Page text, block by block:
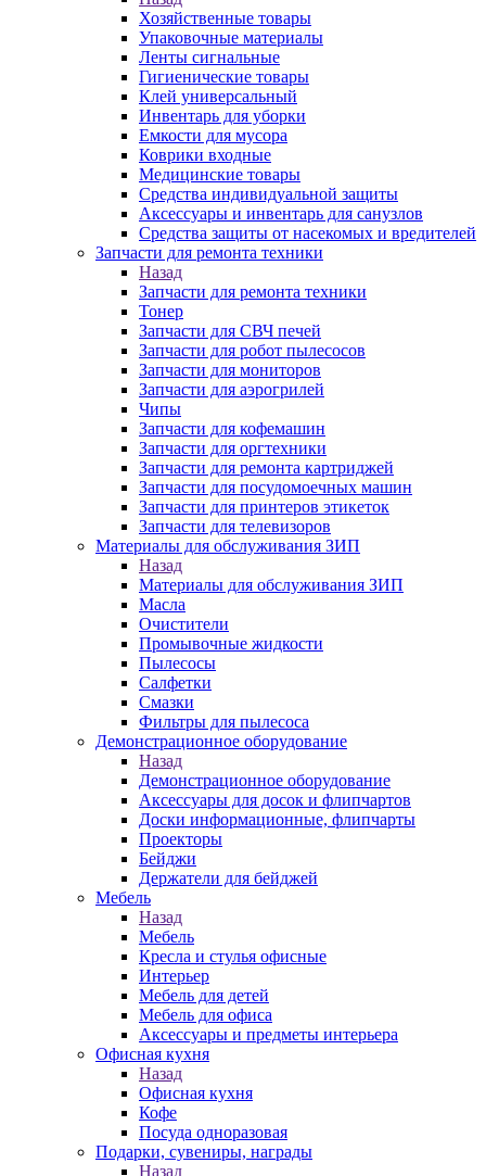
Хозяйственные товары
Упаковочные материалы
Ленты сигнальные
Гигиенические товары
Клей универсальный
Инвентарь для уборки
Емкости для мусора
Коврики входные
Медицинские товары
Средства индивидуальной защиты
Аксессуары и инвентарь для санузлов
Средства защиты от насекомых и вредителей
Запчасти для ремонта техники
Назад
Запчасти для ремонта техники
Тонер
Запчасти для СВЧ печей
Запчасти для робот пылесосов
Запчасти для мониторов
Запчасти для аэрогрилей
Чипы
Запчасти для кофемашин
Запчасти для оргтехники
Запчасти для ремонта картриджей
Запчасти для посудомоечных машин
Запчасти для принтеров этикеток
Запчасти для телевизоров
Материалы для обслуживания ЗИП
Назад
Материалы для обслуживания ЗИП
Масла
Очистители
Промывочные жидкости
Пылесосы
Салфетки
Смазки
Фильтры для пылесоса
Демонстрационное оборудование
Назад
Демонстрационное оборудование
Аксессуары для досок и флипчартов
Доски информационные, флипчарты
Проекторы
Бейджи
Держатели для бейджей
Мебель
Назад
Мебель
Кресла и стулья офисные
Интерьер
Мебель для детей
Мебель для офиса
Аксессуары и предметы интерьера
Офисная кухня
Назад
Офисная кухня
Кофе
Посуда одноразовая
Подарки, сувениры, награды
Назад